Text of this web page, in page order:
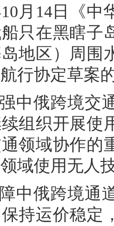
月14日《
只在黑瞎子
地区）周围
行协定草案
中俄跨境交
组织开展使
领域协作的
域使用无人
中俄跨境通
持运价稳定